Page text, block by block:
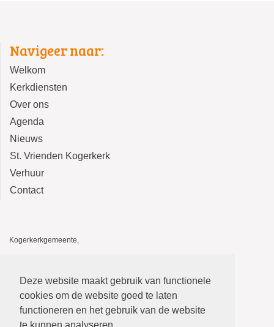
Deze website maakt gebruik van functionele
cookies om de website goed te laten
functioneren en het gebruik van de website
te kunnen analyseren.
Navigeer naar:
Welkom
Kerkdiensten
Over ons
Agenda
Nieuws
St. Vrienden Kogerkerk
Verhuur
Contact
Kogerkerkgemeente,
De Stolp, Kerkstraat 12, 1541 HA Koog aan de Zaan
E-mail: kogerkerkgemeente@gmail.com